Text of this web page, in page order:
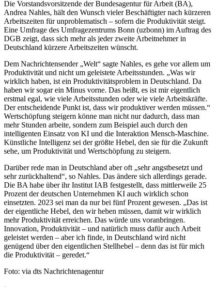
Die Vorstandsvorsitzende der Bundesagentur für Arbeit (BA),
Andrea Nahles, hält den Wunsch vieler Beschäftigter nach kürzeren
Arbeitszeiten für unproblematisch – sofern die Produktivität steigt.
Eine Umfrage des Umfragezentrums Bonn (uzbonn) im Auftrag des
DGB zeigt, dass sich mehr als jeder zweite Arbeitnehmer in
Deutschland kürzere Arbeitszeiten wünscht.
Dem Nachrichtensender „Welt“ sagte Nahles, es gehe vor allem um
Produktivität und nicht um geleistete Arbeitsstunden. „Was wir
wirklich haben, ist ein Produktivitätsproblem in Deutschland. Da
haben wir sogar ein Minus vorne. Das heißt, es ist mir eigentlich
erstmal egal, wie viele Arbeitsstunden oder wie viele Arbeitskräfte.
Der entscheidende Punkt ist, dass wir produktiver werden müssen.“
Wertschöpfung steigern könne man nicht nur dadurch, dass man
mehr Stunden arbeite, sondern zum Beispiel auch durch den
intelligenten Einsatz von KI und die Interaktion Mensch-Maschine.
Künstliche Intelligenz sei der größte Hebel, den sie für die Zukunft
sehe, um Produktivität und Wertschöpfung zu steigern.
Darüber rede man in Deutschland aber oft „sehr angstbesetzt und
sehr zurückhaltend“, so Nahles. Das ändere sich allerdings gerade.
Die BA habe über ihr Institut IAB festgestellt, dass mittlerweile 25
Prozent der deutschen Unternehmen KI auch wirklich schon
einsetzten. 2023 sei man da nur bei fünf Prozent gewesen. „Das ist
der eigentliche Hebel, den wir heben müssen, damit wir wirklich
mehr Produktivität erreichen. Das würde uns voranbringen.
Innovation, Produktivität – und natürlich muss dafür auch Arbeit
geleistet werden – aber ich finde, in Deutschland wird nicht
genügend über den eigentlichen Stellhebel – denn das ist für mich
die Produktivität – geredet.“
Foto: via dts Nachrichtenagentur